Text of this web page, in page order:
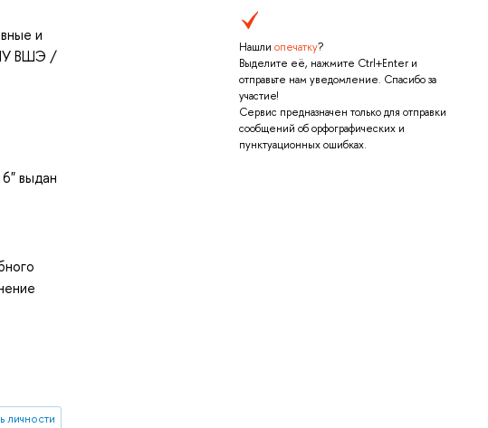
Нашли опечатку?
Выделите её, нажмите Ctrl+Enter и
отправьте нам уведомление. Спасибо за
участие!
Сервис предназначен только для отправки
сообщений об орфографических и
пунктуационных ошибках.
и
ВШЭ /
выдан
личности